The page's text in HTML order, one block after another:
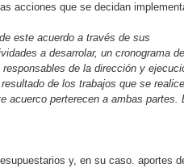
acciones que se decidan
este acuerdo a través de sus
a desarrolar, un cronograma de
responsables de la dirección y
resultado de los trabajos que se
acuerco perterecen a ambas partes.
y, en su caso. aportes